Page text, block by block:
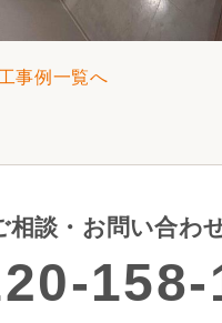
事例一覧へ
相談・お問い合わ
158-